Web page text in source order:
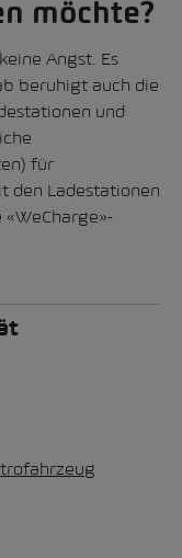
möchte?
Angst. Es
beruhigt auch die
und
für
den Ladestationen